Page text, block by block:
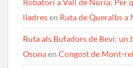
lladresen Ruta de Queralbs a
Ruta als Bufadors de Beví: un
OsonaenCongost de Mont-